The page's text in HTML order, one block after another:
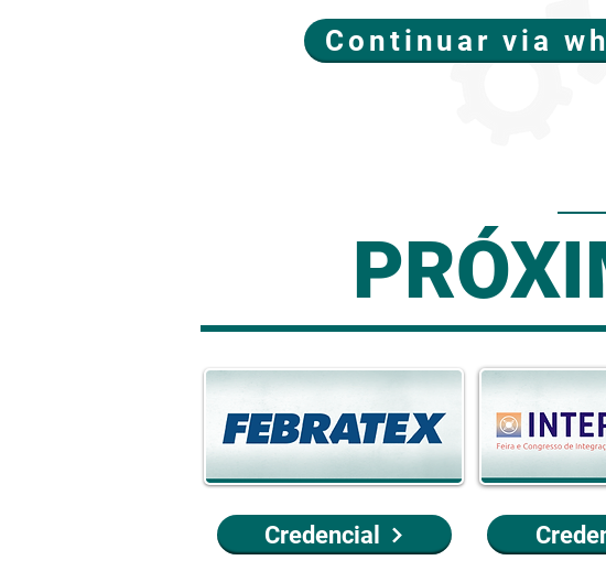
Continuar via
Credencial